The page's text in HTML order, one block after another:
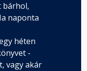
bárhol,
naponta
héten
-
vagy akár